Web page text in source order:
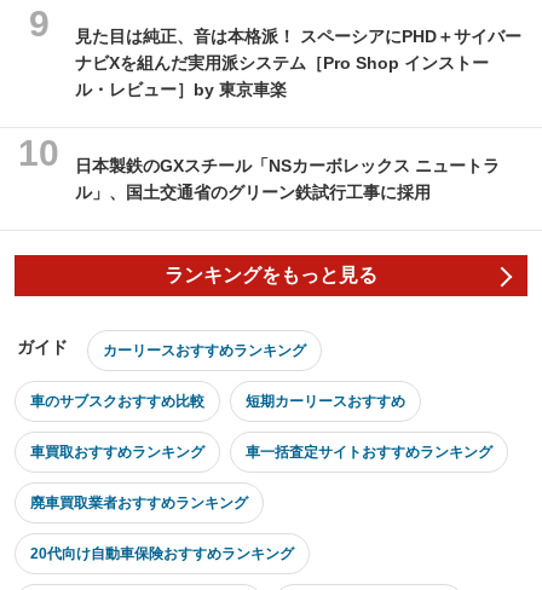
見た目は純正、音は本格派！ スペーシアにPHD＋サイバー
ナビXを組んだ実用派システム［Pro Shop インストー
ル・レビュー］by 東京車楽
日本製鉄のGXスチール「NSカーボレックス ニュートラ
ル」、国土交通省のグリーン鉄試行工事に採用
ランキングをもっと見る
ガイド カーリースおすすめランキング
車のサブスクおすすめ比較 短期カーリースおすすめ
車買取おすすめランキング 車一括査定サイトおすすめランキング
廃車買取業者おすすめランキング
20代向け自動車保険おすすめランキング